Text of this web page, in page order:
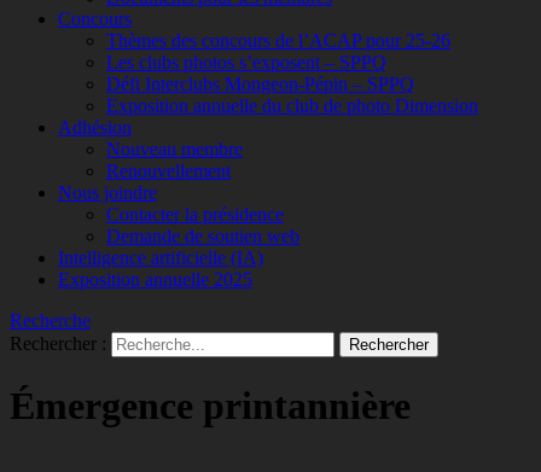
Concours
Thèmes des concours de l’ACAP pour 25-26
Les clubs photos s’exposent – SPPQ
Défi Interclubs Mongeon-Pépin – SPPQ
Exposition annuelle du club de photo Dimension
Adhésion
Nouveau membre
Renouvellement
Nous joindre
Contacter la présidence
Demande de soutien web
Intelligence artificielle (IA)
Exposition annuelle 2025
Recherche
Rechercher :
Émergence printannière